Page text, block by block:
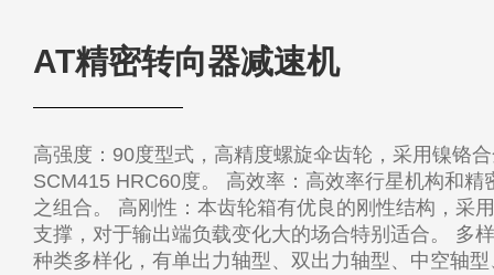
AT精密转向器减速机
高强度：90度型式，高精度螺旋伞齿轮，采用镍铬
SCM415 HRC60度。 高效率：高效率行星机构和精
之组合。 高刚性：本齿轮箱有优良的刚性结构，采
支撑，对于输出端负载变化大的场合特别适合。 多
种类多样化，有单出力轴型、双出力轴型、中空轴